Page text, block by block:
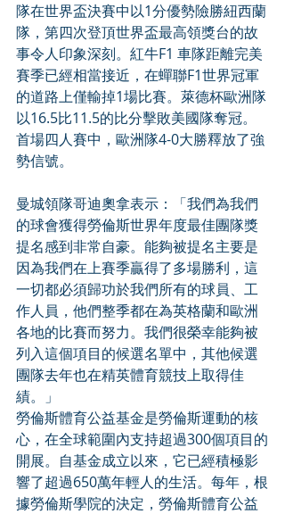
隊在世界盃決賽中以1分優勢險勝紐西蘭
隊，第四次登頂世界盃最高領獎台的故
事令人印象深刻。紅牛F1 車隊距離完美
賽季已經相當接近，在蟬聯F1世界冠軍
的道路上僅輸掉1場比賽。萊德杯歐洲隊
以16.5比11.5的比分擊敗美國隊奪冠。
首場四人賽中，歐洲隊4-0大勝釋放了強
勢信號。
曼城領隊哥迪奧拿表示：「我們為我們
的球會獲得勞倫斯世界年度最佳團隊獎
提名感到非常自豪。能夠被提名主要是
因為我們在上賽季贏得了多場勝利，這
一切都必須歸功於我們所有的球員、工
作人員，他們整季都在為英格蘭和歐洲
各地的比賽而努力。我們很榮幸能夠被
列入這個項目的候選名單中，其他候選
團隊去年也在精英體育競技上取得佳
績。」
勞倫斯體育公益基金是勞倫斯運動的核
心，在全球範圍內支持超過300個項目的
開展。自基金成立以來，它已經積極影
響了超過650萬年輕人的生活。每年，根
據勞倫斯學院的決定，勞倫斯體育公益